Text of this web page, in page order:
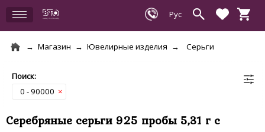
Магазин Ювелирные изделия Серьги
0 - 90000 ×
Серебряные серьги 925 пробы 5,31 г с